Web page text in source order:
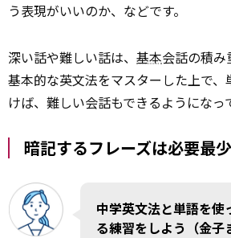
う表現がいいのか、などです。
深い話や難しい話は、 基本会話の積み
基本的な英文法をマスターした上で
けば、難しい会話もできるようになっ
暗記するフレーズは必要最
中学英文法と単語を使
る練習をしよう（金子